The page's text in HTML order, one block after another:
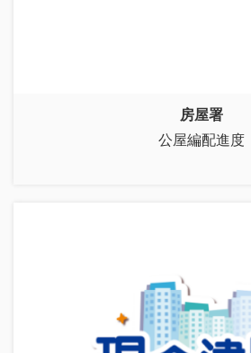
房屋署
公屋編配進度